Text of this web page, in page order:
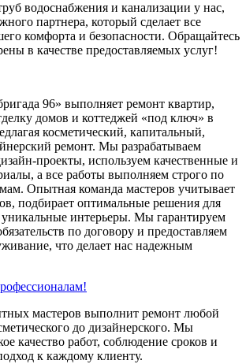
водоснабжения и канализации у нас,
партнера, который сделает все
комфорта и безопасности. Обращайтесь
в качестве предоставляемых услуг!
96» выполняет ремонт квартир,
домов и коттеджей «под ключ» в
косметический, капитальный,
ремонт. Мы разрабатываем
проекты, используем качественные и
а все работы выполняем строго по
Опытная команда мастеров учитывает
подбирает оптимальные решения для
уникальные интерьеры. Мы гарантируем
по договору и предоставляем
что делает нас надежным
мастеров выполнит ремонт любой
до дизайнерского. Мы
качество работ, соблюдение сроков и
к каждому клиенту.